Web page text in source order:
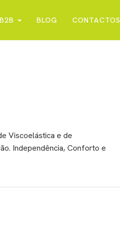
BLOG CONTACTOS
Viscoelástica e de
Independência, Conforto e